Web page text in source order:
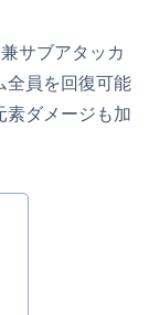
サブアタッカ
全員を回復可能
素ダメージも加